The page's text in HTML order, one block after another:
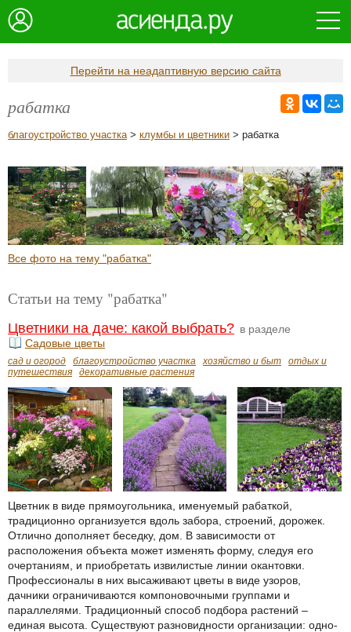
Перейти на неадаптивную версию сайта
рабатка
благоустройство участка> клумбы и цветники > рабатка
Все фото на тему "рабатка"
Статьи на тему "рабатка"
Цветники на даче: какой выбрать? в разделе
Садовые цветы
сад и огород благоустройство участка хозяйство и быт
отдых и
путешествия
декоративные растения
Цветник в виде прямоугольника, именуемый рабаткой,
традиционно организуется вдоль забора, строений, дорожек.
Отлично дополняет беседку, дом. В зависимости от
расположения объекта может изменять форму, следуя его
очертаниям, и приобретать извилистые линии окантовки.
Профессионалы в них высаживают цветы в виде узоров,
дачники ограничиваются компоновочными группами и
параллелями. Традиционный способ подбора растений –
единая высота. Существуют разновидности организации: одно-